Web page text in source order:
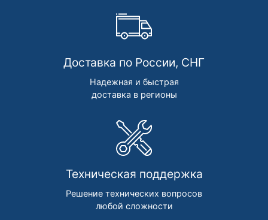
Доставка по России, СНГ
Надежная и быстрая
доставка в регионы
Техническая поддержка
Решение технических вопросов
любой сложности